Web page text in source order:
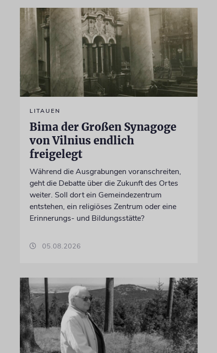
LITAUEN
Bima der Großen Synagoge
von Vilnius endlich
freigelegt
Während die Ausgrabungen voranschreiten,
geht die Debatte über die Zukunft des Ortes
weiter. Soll dort ein Gemeindezentrum
entstehen, ein religiöses Zentrum oder eine
Erinnerungs- und Bildungsstätte?
05.08.2026